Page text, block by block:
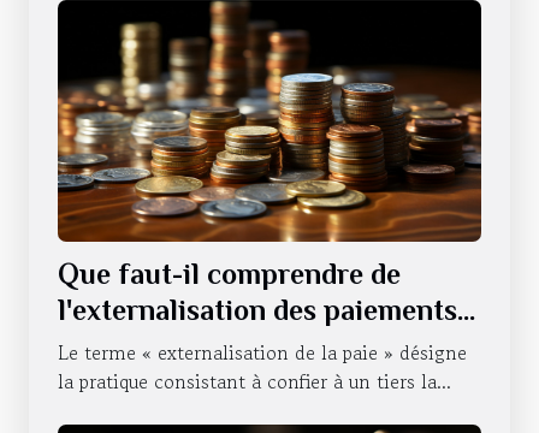
Que faut-il comprendre de
l'externalisation des paiements
d'une entreprise ?
Le terme « externalisation de la paie » désigne
la pratique consistant à confier à un tiers la...